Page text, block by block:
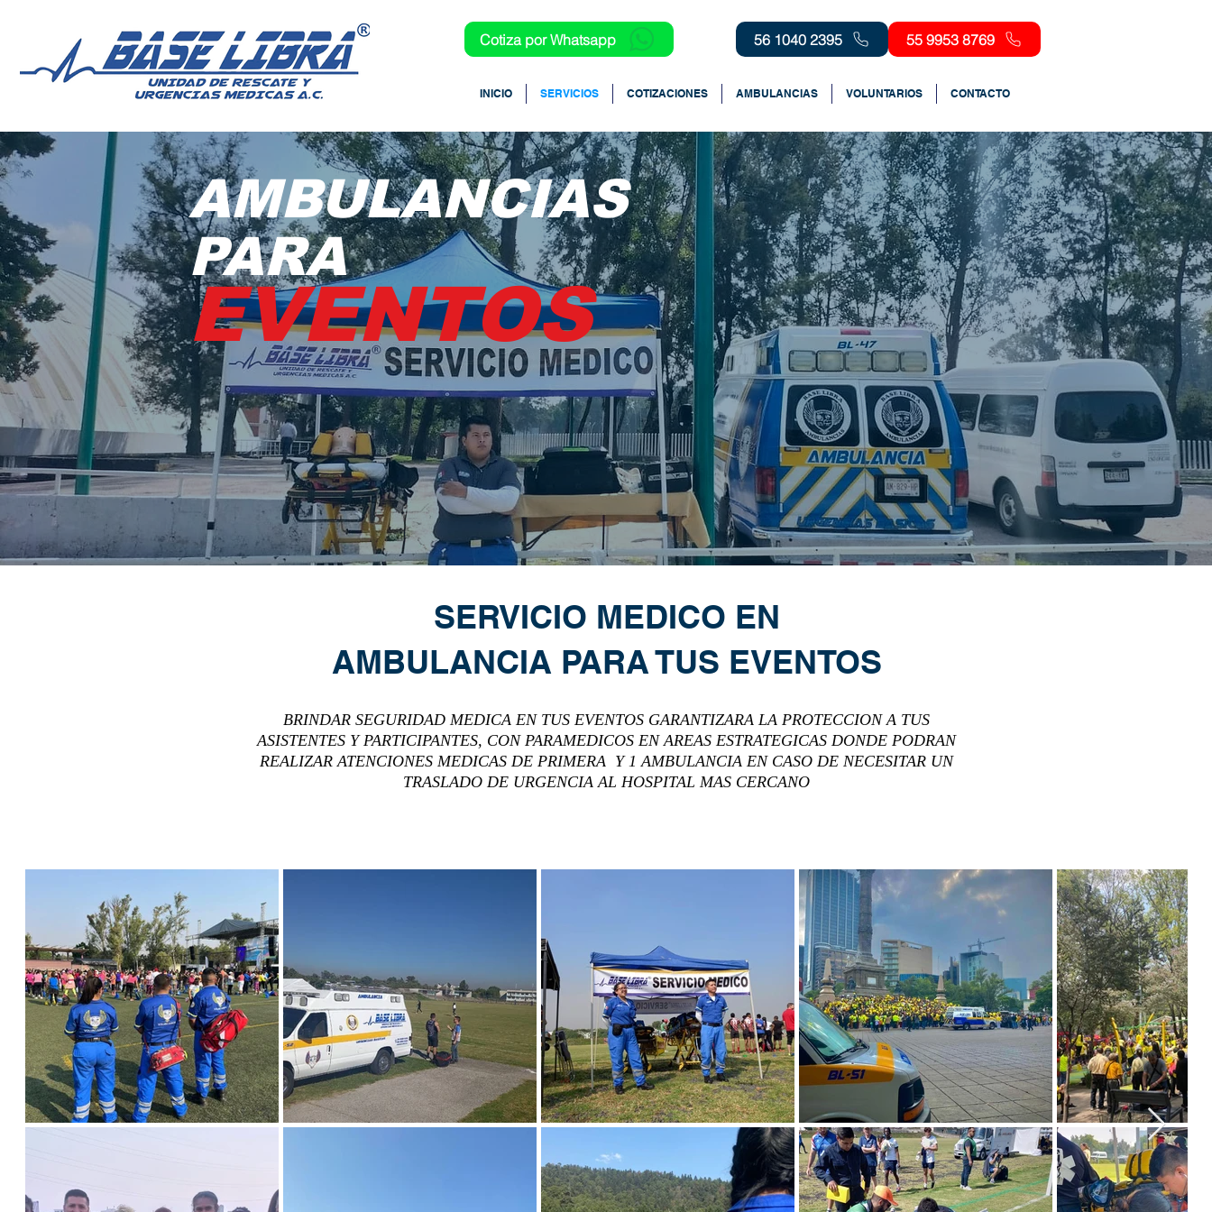
56 1040 2395
Cotiza por Whatsapp 55 9953 8769
INICIO SERVICIOS COTIZACIONES AMBULANCIAS VOLUNTARIOS CONTACTO
AMBULANCIAS
PARA
EVENTOS
SERVICIO MEDICO EN
AMBULANCIA PARA TUS EVENTOS
BRINDAR SEGURIDAD MEDICA EN TUS EVENTOS GARANTIZARA LA PROTECCION A TUS
ASISTENTES Y PARTICIPANTES, CON PARAMEDICOS EN AREAS ESTRATEGICAS DONDE PODRAN
REALIZAR ATENCIONES MEDICAS DE PRIMERA Y 1 AMBULANCIA EN CASO DE NECESITAR UN
TRASLADO DE URGENCIA AL HOSPITAL MAS CERCANO